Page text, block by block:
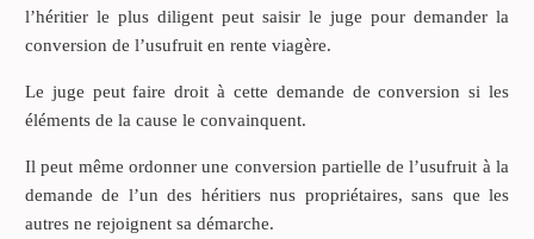
l’héritier le plus diligent peut saisir le juge pour demander la
conversion de l’usufruit en rente viagère.
Le juge peut faire droit à cette demande de conversion si les
éléments de la cause le convainquent.
Il peut même ordonner une conversion partielle de l’usufruit à la
demande de l’un des héritiers nus propriétaires, sans que les
autres ne rejoignent sa démarche.